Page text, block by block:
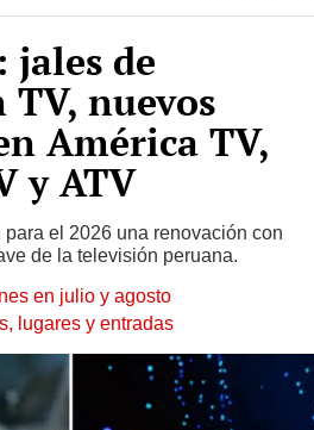
de
nuevos
América TV,
y ATV
el 2026 una renovación con
de la televisión peruana.
en julio y agosto
lugares y entradas